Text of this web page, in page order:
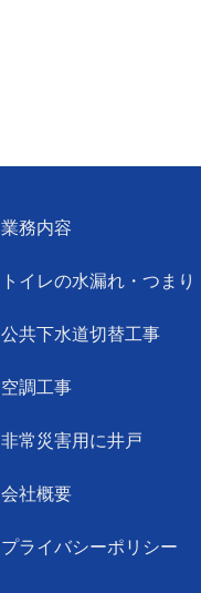
業務内容
トイレの水漏れ・つまり
公共下水道切替工事
空調工事
非常災害用に井戸
会社概要
プライバシーポリシー